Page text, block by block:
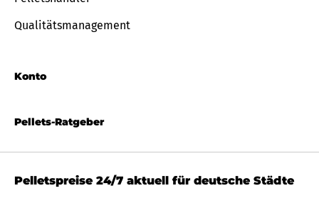
Pellets-Ratgeber
Qualitätsmanagement
Konto
Pelletspreise 24/7 aktuell für deutsche Städte